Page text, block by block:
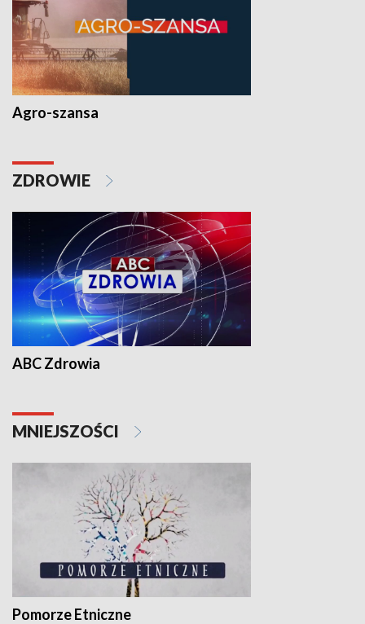
Agro-szansa
ZDROWIE
ABC Zdrowia
MNIEJSZOŚCI
Pomorze Etniczne